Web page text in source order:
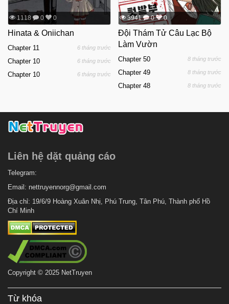
1118 0 0
Hinata & Oniichan
Chapter 11 6 tháng trước
Chapter 10 6 tháng trước
Chapter 10 6 tháng trước
3941 0 0
Đội Thám Tử Câu Lạc Bộ
Làm Vườn
Chapter 50 8 tháng trước
Chapter 49 8 tháng trước
Chapter 48 8 tháng trước
Liên hệ dặt quảng cáo
Telegram:
Email: nettruyennorg@gmail.com
Địa chỉ: 19/6/9 Hoàng Xuân Nhị, Phú Trung, Tân Phú, Thành phố Hồ
Chí Minh
Copyright © 2025 NetTruyen
Từ khóa